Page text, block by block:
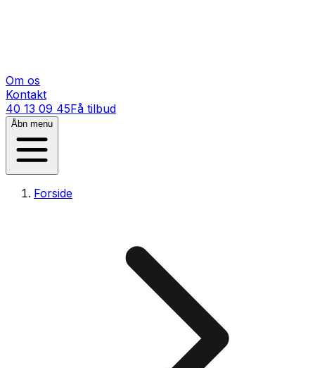
Om os
Kontakt
40 13 09 45Få tilbud
Åbn menu
Forside